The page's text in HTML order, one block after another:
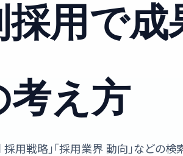
採用で成
考え方
採用戦略」「採用業界 動向」などの